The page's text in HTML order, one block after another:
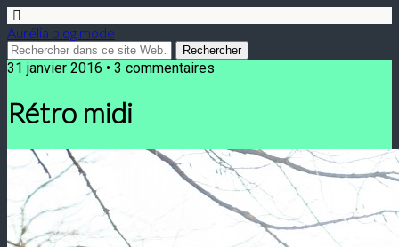
Aurélia blog mode
31 janvier 2016 • 3 commentaires
Rétro midi